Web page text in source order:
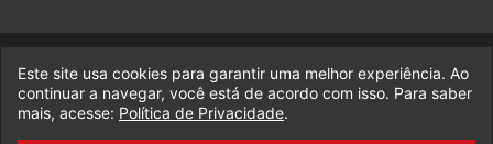
© 2017-2026 Legado da Marvel, uma empresa da Legado
Enterprises.
Este site usa cookies para garantir uma melhor experiência. Ao
continuar a navegar, você está de acordo com isso. Para saber
mais, acesse: Política de Privacidade.